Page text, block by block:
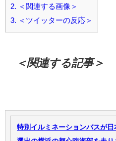
2.
＜関連する画像＞
3.
＜ツイッターの反応＞
＜関連する記事＞
特別イルミネーションバスが